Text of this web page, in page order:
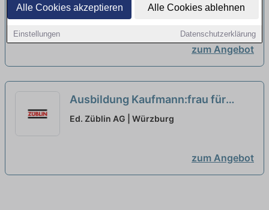
Alle Cookies akzeptieren Alle Cookies ablehnen
Einstellungen Datenschutzerklärung
Büromanagement (m/w/d) ab 2027
Ed. Züblin AG | Würzburg
zum Angebot
Ausbildung Kaufmann:frau für
Büromanagement (m/w/d) – ab
Ed. Züblin AG | Würzburg
zum Angebot